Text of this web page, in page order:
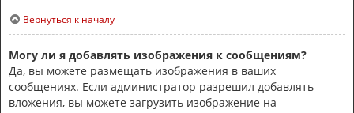
Вернуться к началу
Могу ли я добавлять изображения к сообщениям?
Да, вы можете размещать изображения в ваших
сообщениях. Если администратор разрешил добавлять
вложения, вы можете загрузить изображение на